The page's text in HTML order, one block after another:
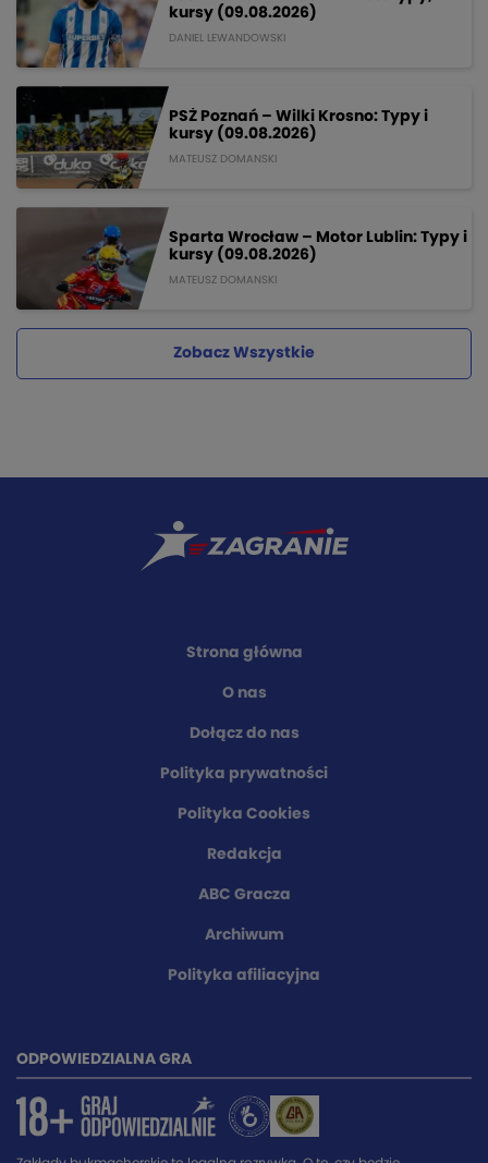
kursy (09.08.2026)
DANIEL LEWANDOWSKI
PSŻ Poznań – Wilki Krosno: Typy i
kursy (09.08.2026)
MATEUSZ DOMANSKI
Sparta Wrocław – Motor Lublin: Typy i
kursy (09.08.2026)
MATEUSZ DOMANSKI
Zobacz Wszystkie
Strona główna
O nas
Dołącz do nas
Polityka prywatności
Polityka Cookies
Redakcja
ABC Gracza
Archiwum
Polityka afiliacyjna
ODPOWIEDZIALNA GRA